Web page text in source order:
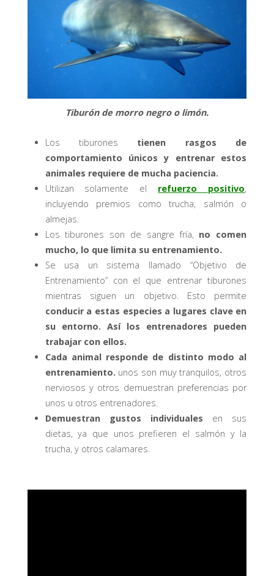
Tiburón de morro negro o limón.
Los tiburones tienen rasgos de
comportamiento únicos y entrenar estos
animales requiere de mucha paciencia.
Utilizan solamente el refuerzo positivo,
incluyendo premios como trucha, salmón o
almejas.
Los tiburones son de sangre fría, no comen
mucho, lo que limita su entrenamiento.
Se usa un sistema llamado “Objetivo de
Entrenamiento” con el que entrenar tiburones
mientras siguen un objetivo. Esto permite
conducir a estas especies a lugares clave en
su entorno. Así los entrenadores pueden
trabajar con ellos.
Cada animal responde de distinto modo al
entrenamiento. unos son muy tranquilos, otros
nerviosos y otros demuestran preferencias por
unos u otros entrenadores.
Demuestran gustos individuales en sus
dietas, ya que unos prefieren el salmón y la
trucha, y otros calamares.